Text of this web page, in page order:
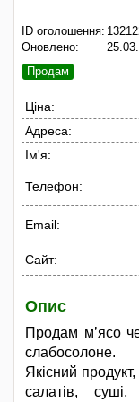
ID оголошення:
Оновлено:
Продам
Ціна:
Адреса:
Ім'я:
Телефон:
Email:
Сайт:
Опис
Продам м’ясо
слабосолоне.
Якісний
салатів,